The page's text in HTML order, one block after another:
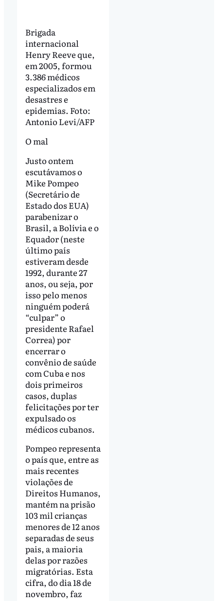
Brigada
internacional
Henry Reeve que,
em 2005, formou
3.386 médicos
especializados em
desastres e
epidemias. Foto:
Antonio Levi/AFP
O mal
Justo ontem
escutávamos o
Mike Pompeo
(Secretário de
Estado dos EUA)
parabenizar o
Brasil, a Bolívia e o
Equador (neste
último país
estiveram desde
1992, durante 27
anos, ou seja, por
isso pelo menos
ninguém poderá
“culpar” o
presidente Rafael
Correa) por
encerrar o
convênio de saúde
com Cuba e nos
dois primeiros
casos, duplas
felicitações por ter
expulsado os
médicos cubanos.
Pompeo representa
o país que, entre as
mais recentes
violações de
Direitos Humanos,
mantém na prisão
103 mil crianças
menores de 12 anos
separadas de seus
pais, a maioria
delas por razões
migratórias. Esta
cifra, do dia 18 de
novembro, faz